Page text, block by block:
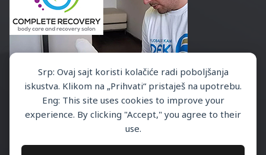
Srp: Ovaj sajt koristi kolačiće radi poboljšanja
iskustva. Klikom na „Prihvati“ pristaješ na upotrebu.
Eng: This site uses cookies to improve your
experience. By clicking "Accept," you agree to their
use.